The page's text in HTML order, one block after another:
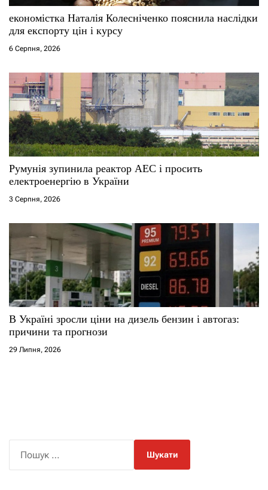
економістка Наталія Колесніченко пояснила наслідки
для експорту цін і курсу
6 Серпня, 2026
Румунія зупинила реактор АЕС і просить
електроенергію в України
3 Серпня, 2026
В Україні зросли ціни на дизель бензин і автогаз:
причини та прогнози
29 Липня, 2026